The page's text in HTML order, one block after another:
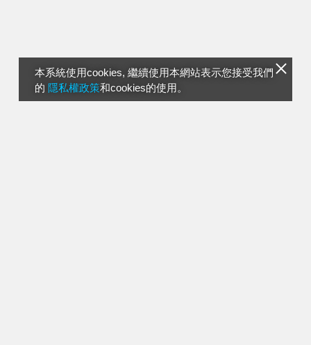
本系統使用cookies, 繼續使用本網站表示您接受我們
的 隱私權政策和cookies的使用。